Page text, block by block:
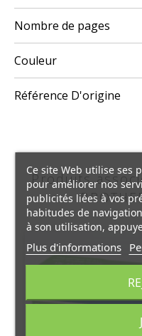
Nombre de pages
Couleur
Référence D'origine
Produits
Ce site Web utilise ses
pour améliorer nos
publicités liées à vos
habitudes de
à son utilisation,
Plus d'informations